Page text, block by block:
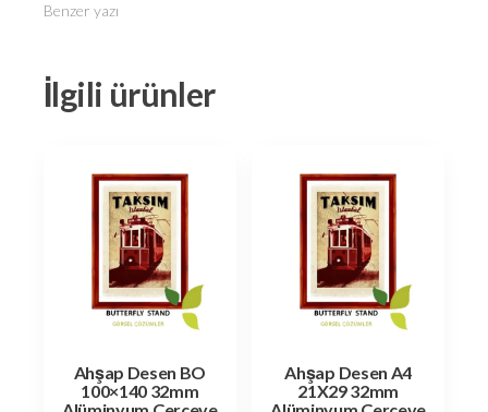
Benzer yazı
İlgili ürünler
Ahşap Desen BO
100×140 32mm
Ahşap Desen A4
21X29 32mm